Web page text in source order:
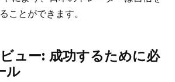
ことができます。
ュー: 成功するために必
ル